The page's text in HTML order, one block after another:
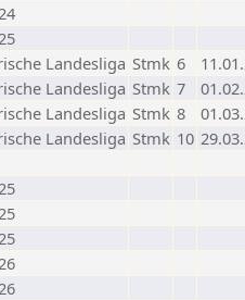
Landesliga Stmk 6
Landesliga Stmk 7
Landesliga Stmk 8
Landesliga Stmk 10